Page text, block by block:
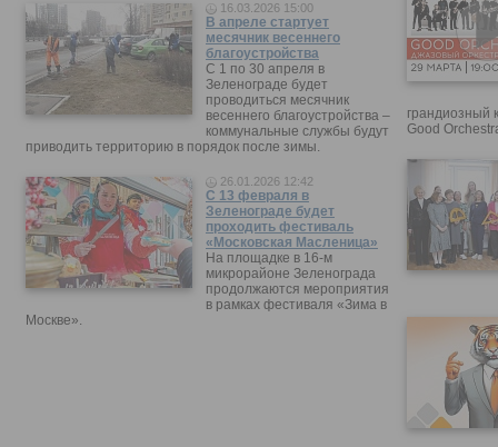
16.03.2026 15:00
В апреле стартует
месячник весеннего
благоустройства
С 1 по 30 апреля в
Зеленограде будет
проводиться месячник
весеннего благоустройства –
коммунальные службы будут
приводить территорию в порядок после зимы.
26.01.2026 12:42
С 13 февраля в
Зеленограде будет
проходить фестиваль
«Московская Масленица»
На площадке в 16-м
микрорайоне Зеленограда
продолжаются мероприятия
в рамках фестиваля «Зима в
Москве».
грандиозный
Good